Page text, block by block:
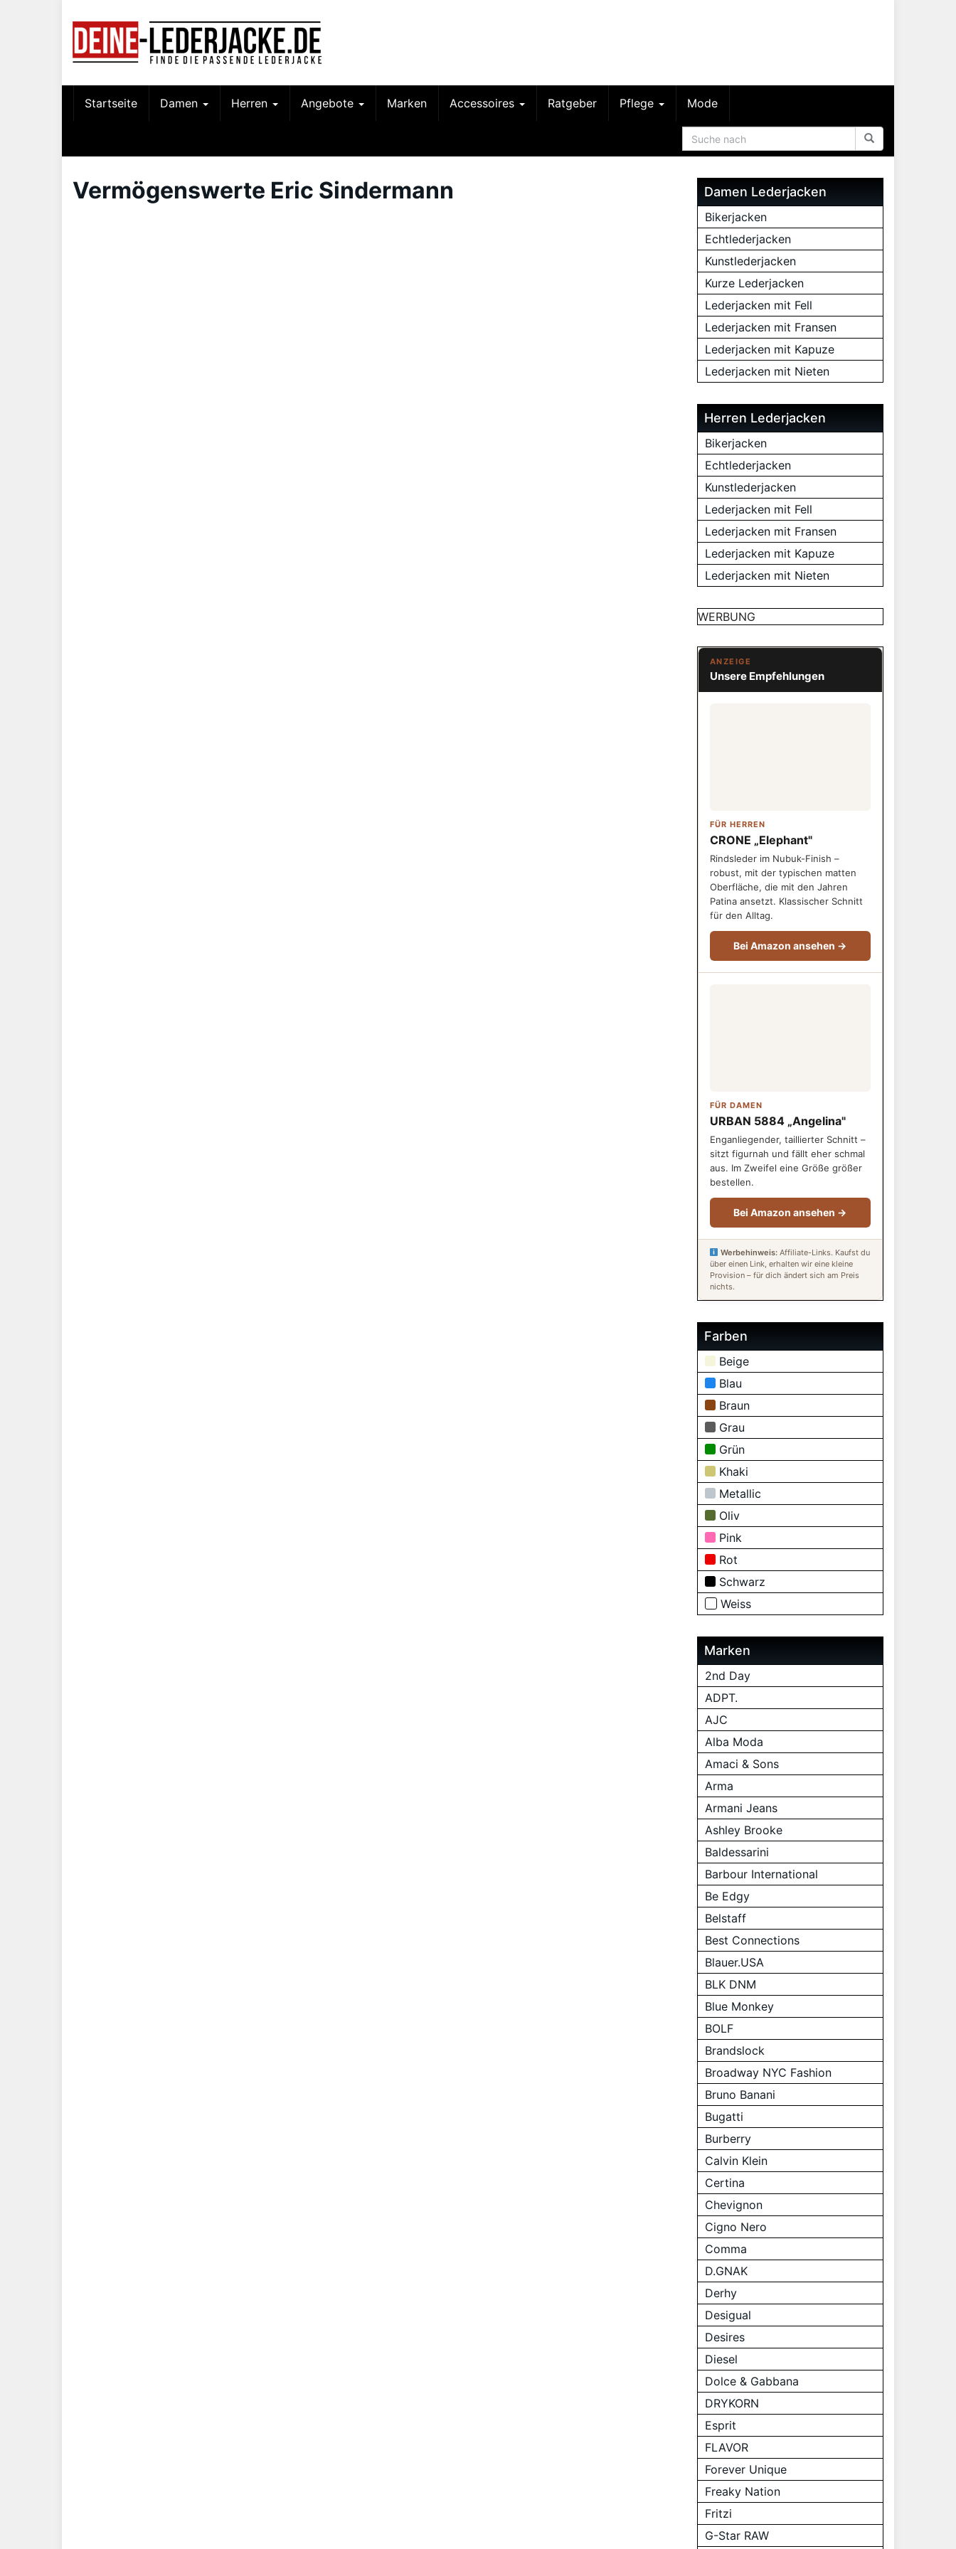
Startseite Damen Herren Angebote Marken Accessoires Ratgeber Pflege Mode
Vermögenswerte Eric Sindermann Damen Lederjacken
Bikerjacken
Echtlederjacken
Kunstlederjacken
Kurze Lederjacken
Lederjacken mit Fell
Lederjacken mit Fransen
Lederjacken mit Kapuze
Lederjacken mit Nieten
Herren Lederjacken
Bikerjacken
Echtlederjacken
Kunstlederjacken
Lederjacken mit Fell
Lederjacken mit Fransen
Lederjacken mit Kapuze
Lederjacken mit Nieten
WERBUNG
ANZEIGE
Unsere Empfehlungen
FÜR HERREN
CRONE „Elephant"
Rindsleder im Nubuk-Finish –
robust, mit der typischen matten
Oberfläche, die mit den Jahren
Patina ansetzt. Klassischer Schnitt
für den Alltag.
Bei Amazon ansehen →
FÜR DAMEN
URBAN 5884 „Angelina"
Enganliegender, taillierter Schnitt –
sitzt figurnah und fällt eher schmal
aus. Im Zweifel eine Größe größer
bestellen.
Bei Amazon ansehen →
Werbehinweis: Affiliate-Links. Kaufst du
über einen Link, erhalten wir eine kleine
Provision – für dich ändert sich am Preis
nichts.
Farben
Beige
Blau
Braun
Grau
Grün
Khaki
Metallic
Oliv
Pink
Rot
Schwarz
Weiss
Marken
2nd Day
ADPT.
AJC
Alba Moda
Amaci & Sons
Arma
Armani Jeans
Ashley Brooke
Baldessarini
Barbour International
Be Edgy
Belstaff
Best Connections
Blauer.USA
BLK DNM
Blue Monkey
BOLF
Brandslock
Broadway NYC Fashion
Bruno Banani
Bugatti
Burberry
Calvin Klein
Certina
Chevignon
Cigno Nero
Comma
D.GNAK
Derhy
Desigual
Desires
Diesel
Dolce & Gabbana
DRYKORN
Esprit
FLAVOR
Forever Unique
Freaky Nation
Fritzi
G-Star RAW